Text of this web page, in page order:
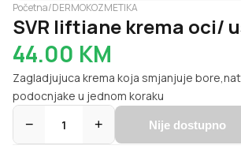
Početna/DERMOKOZMETIKA
SVR liftiane krema oci/
44.00 KM
Zagladjujuca krema koja smjanjuje
podocnjake u jednom koraku
− 1 + Nije dostupno